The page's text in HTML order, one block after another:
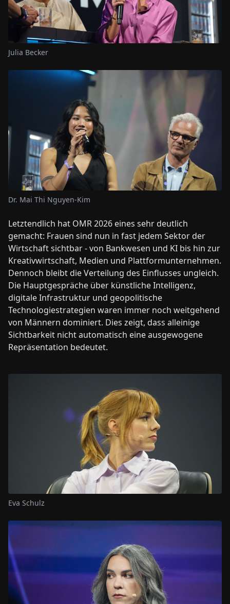
Julia Becker
Dr. Mai Thi Nguyen-Kim
Letztendlich hat OMR 2026 eines sehr deutlich
gemacht: Frauen sind nun in fast jedem Sektor der
Wirtschaft sichtbar - von Bankwesen und KI bis hin zur
Kreativwirtschaft, Medien und Plattformunternehmen.
Dennoch bleibt die Verteilung des Einflusses ungleich.
Die Hauptgespräche über künstliche Intelligenz,
digitale Infrastruktur und geopolitische
Technologiestrategien waren immer noch weitgehend
von Männern dominiert. Dies zeigt, dass alleinige
Sichtbarkeit nicht automatisch eine ausgewogene
Repräsentation bedeutet.
Eva Schulz